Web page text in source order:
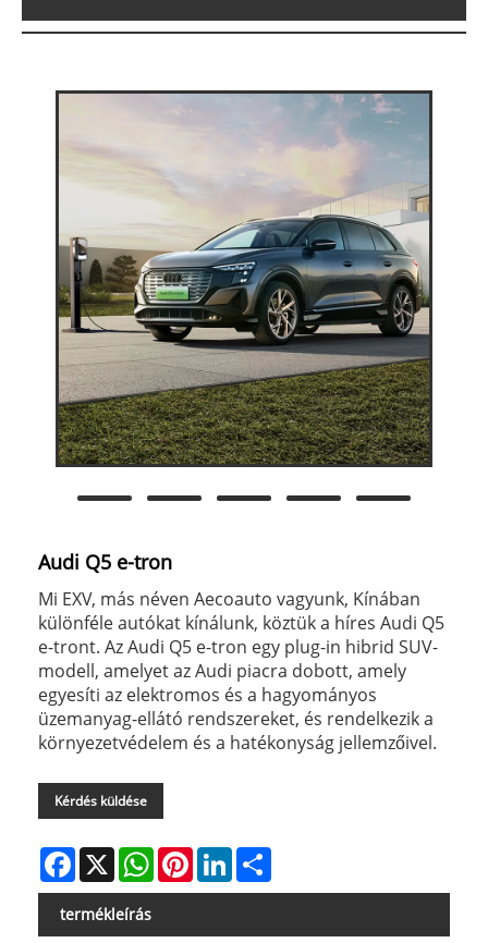
Audi Q5 e-tron
Mi EXV, más néven Aecoauto vagyunk, Kínában
különféle autókat kínálunk, köztük a híres Audi Q5
e-tront. Az Audi Q5 e-tron egy plug-in hibrid SUV-
modell, amelyet az Audi piacra dobott, amely
egyesíti az elektromos és a hagyományos
üzemanyag-ellátó rendszereket, és rendelkezik a
környezetvédelem és a hatékonyság jellemzőivel.
Kérdés küldése
Facebook
X WhatsAppPinterestLinkedIn
termékleírás